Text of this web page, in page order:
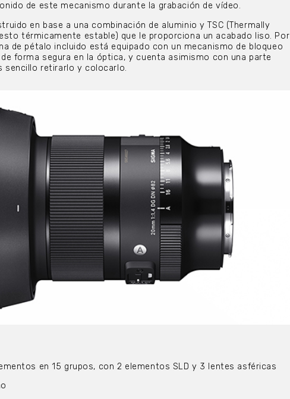
de este mecanismo durante la grabación de vídeo.
en base a una combinación de aluminio y TSC (Thermally
térmicamente estable) que le proporciona un acabado liso. Por
de pétalo incluido está equipado con un mecanismo de bloqueo
forma segura en la óptica, y cuenta asimismo con una parte
sencillo retirarlo y colocarlo.
en 15 grupos, con 2 elementos SLD y 3 lentes asféricas